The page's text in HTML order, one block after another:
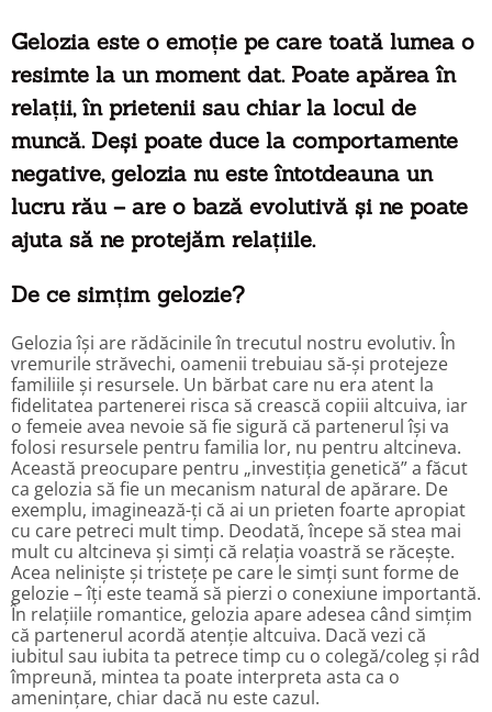
Gelozia este o emoție pe care toată lumea o
resimte la un moment dat. Poate apărea în
relații, în prietenii sau chiar la locul de
muncă. Deși poate duce la comportamente
negative, gelozia nu este întotdeauna un
lucru rău – are o bază evolutivă și ne poate
ajuta să ne protejăm relațiile.
De ce simțim gelozie?
Gelozia își are rădăcinile în trecutul nostru evolutiv. În
vremurile străvechi, oamenii trebuiau să-și protejeze
familiile și resursele. Un bărbat care nu era atent la
fidelitatea partenerei risca să crească copiii altcuiva, iar
o femeie avea nevoie să fie sigură că partenerul își va
folosi resursele pentru familia lor, nu pentru altcineva.
Această preocupare pentru „investiția genetică” a făcut
ca gelozia să fie un mecanism natural de apărare. De
exemplu, imaginează-ți că ai un prieten foarte apropiat
cu care petreci mult timp. Deodată, începe să stea mai
mult cu altcineva și simți că relația voastră se răcește.
Acea neliniște și tristețe pe care le simți sunt forme de
gelozie – îți este teamă să pierzi o conexiune importantă.
În relațiile romantice, gelozia apare adesea când simțim
că partenerul acordă atenție altcuiva. Dacă vezi că
iubitul sau iubita ta petrece timp cu o colegă/coleg și râd
împreună, mintea ta poate interpreta asta ca o
amenințare, chiar dacă nu este cazul.